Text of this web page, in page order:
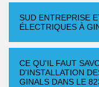
SUD ENTREPRISE
ÉLECTRIQUES À
CE QU'IL FAUT
D'INSTALLATION
GINALS DANS LE